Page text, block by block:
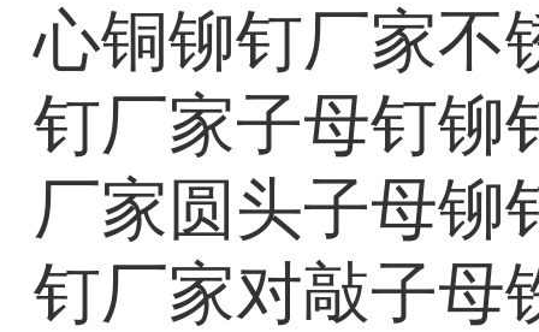
心铜铆钉厂家不
钉厂家子母钉铆
厂家圆头子母铆
钉厂家对敲子母